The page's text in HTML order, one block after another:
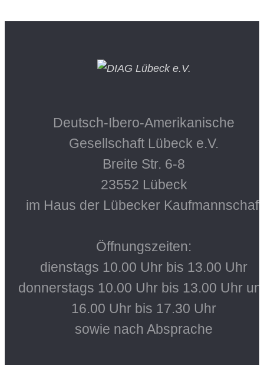
Deutsch-Ibero-Amerikanische
Gesellschaft Lübeck e.V.
Breite Str. 6-8
23552 Lübeck
im Haus der Lübecker Kaufmannschaft
Öffnungszeiten:
dienstags 10.00 Uhr bis 13.00 Uhr
donnerstags 10.00 Uhr bis 13.00 Uhr
16.00 Uhr bis 17.30 Uhr
sowie nach Absprache